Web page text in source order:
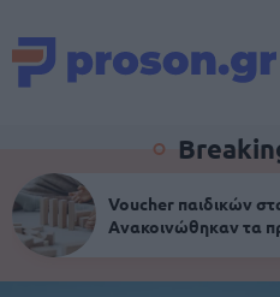
Voucher παιδικών
Ανακοινώθηκαν τα